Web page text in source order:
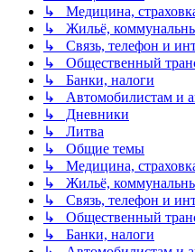
↳ Медицина,
↳ Жильё,
↳ Связь, телефон и
↳ Общественный
↳ Банки, налоги
↳ Автомобилистам и
↳ Дневники
↳ Литва
↳ Общие темы
↳ Медицина,
↳ Жильё,
↳ Связь, телефон и
↳ Общественный
↳ Банки, налоги